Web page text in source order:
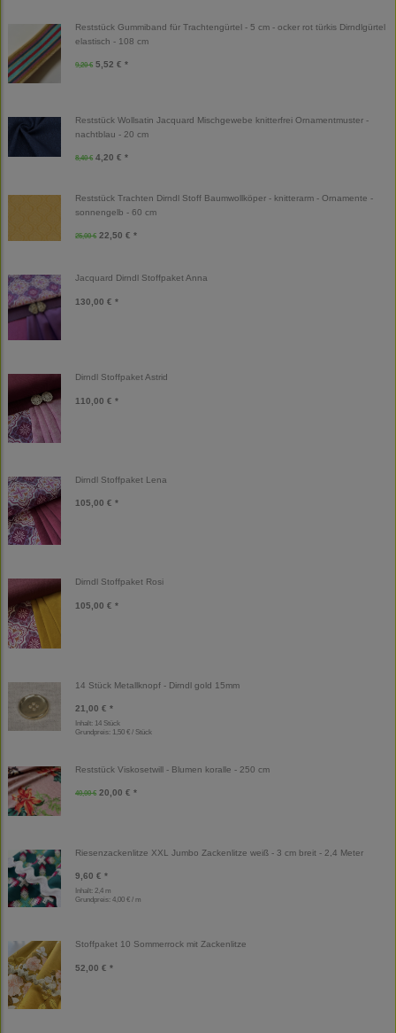
Reststück Gummiband für Trachtengürtel - 5 cm - ocker rot türkis Dirndlgürtel
elastisch - 108 cm
9,20 € 5,52 € *
Reststück Wollsatin Jacquard Mischgewebe knitterfrei Ornamentmuster -
nachtblau - 20 cm
8,40 € 4,20 € *
Reststück Trachten Dirndl Stoff Baumwollköper - knitterarm - Ornamente -
sonnengelb - 60 cm
25,00 € 22,50 € *
Jacquard Dirndl Stoffpaket Anna
130,00 € *
Dirndl Stoffpaket Astrid
110,00 € *
Dirndl Stoffpaket Lena
105,00 € *
Dirndl Stoffpaket Rosi
105,00 € *
14 Stück Metallknopf - Dirndl gold 15mm
21,00 € *
Inhalt: 14 Stück
Grundpreis: 1,50 € / Stück
Reststück Viskosetwill - Blumen koralle - 250 cm
40,00 € 20,00 € *
Riesenzackenlitze XXL Jumbo Zackenlitze weiß - 3 cm breit - 2,4 Meter
9,60 € *
Inhalt: 2,4 m
Grundpreis: 4,00 € / m
Stoffpaket 10 Sommerrock mit Zackenlitze
52,00 € *